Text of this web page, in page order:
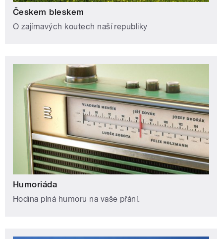
Českem bleskem
O zajímavých koutech naší republiky
Humoriáda
Hodina plná humoru na vaše přání.